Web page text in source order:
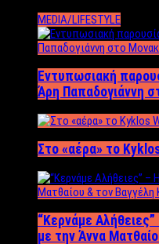
MEDIA/LIFESTYLE
Εντυπωσιακή
Άρη Παπαδογιάννη
Στο «αέρα» το
“Kερνάμε
με την Άννα